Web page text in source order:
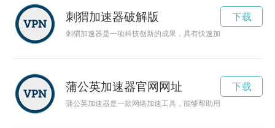
刺猬加速器破解版
刺猬加速器是一项科技创新的成果，具有快速加速、高效率和
下载
蒲公英加速器官网网址
蒲公英加速器是一款网络加速工具，能够帮助用户加速网络连
下载